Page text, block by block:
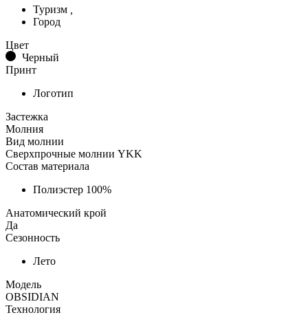
Туризм
Город
Цвет
Черный
Принт
Логотип
Застежка
Молния
Вид молнии
Сверхпрочные молнии YKK
Состав материала
Полиэстер 100%
Анатомический крой
Да
Сезонность
Лето
Модель
OBSIDIAN
Технология